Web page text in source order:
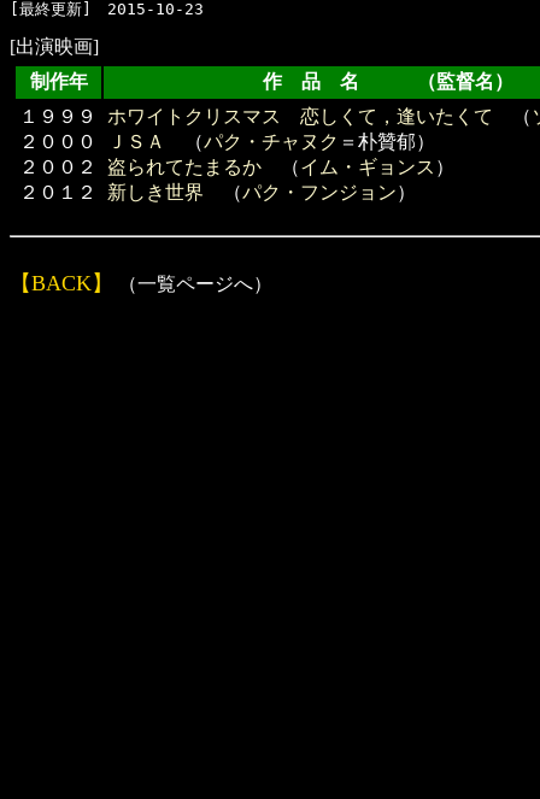
[出演映画]
制作年
作 品 名 （監督名）
１９９９
２０００
２００２
２０１２
ホワイトクリスマス 恋しくて，逢いたくて （
ＪＳＡ
（パク・チャヌク ＝朴贊郁）
盗られてたまるか （イム・ギョンス ）
新しき世界 （パク・フンジョン）
【BACK】 （一覧ページへ）